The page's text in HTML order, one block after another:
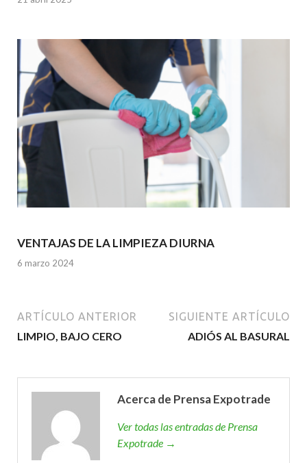
VENTAJAS DE LA LIMPIEZA DIURNA
6 marzo 2024
ARTÍCULO ANTERIOR
LIMPIO, BAJO CERO
SIGUIENTE ARTÍCULO
ADIÓS AL BASURAL
Acerca de Prensa Expotrade
Ver todas las entradas de Prensa
Expotrade →